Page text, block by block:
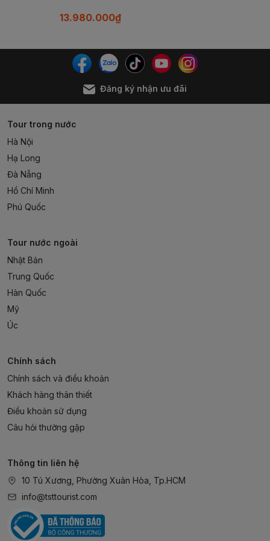
61.980.000₫
Đăng ký nhận ưu đãi
Tour trong nước
Hà Nội
Hạ Long
Đà Nẵng
Hồ Chí Minh
Phú Quốc
Tour nước ngoài
Nhật Bản
Trung Quốc
Hàn Quốc
Mỹ
Úc
Chính sách
Chính sách và điều khoản
Khách hàng thân thiết
Điều khoản sử dụng
Câu hỏi thường gặp
Thông tin liên hệ
10 Tú Xương, Phường Xuân Hòa, Tp.HCM
info@tsttourist.com